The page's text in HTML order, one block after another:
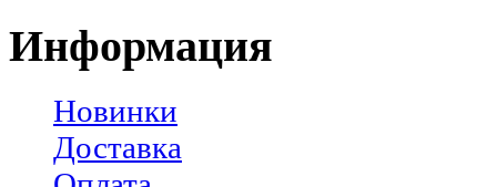
Информация
Новинки
Доставка